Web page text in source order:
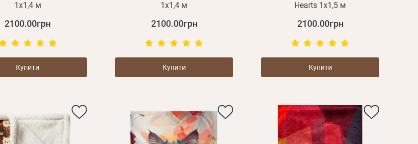
1х1,4 м
2100.00грн
Купити
1х1,4 м
2100.00грн
Купити
Hearts 1х1,5 м
2100.00грн
Купити